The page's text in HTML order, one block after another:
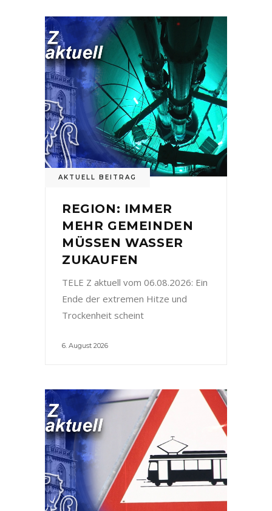
AKTUELL BEITRAG
REGION: IMMER
MEHR GEMEINDEN
MÜSSEN WASSER
ZUKAUFEN
TELE Z aktuell vom 06.08.2026: Ein
Ende der extremen Hitze und
Trockenheit scheint
6. August 2026